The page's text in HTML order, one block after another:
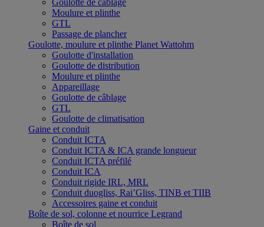
Goulotte de câblage
Moulure et plinthe
GTL
Passage de plancher
Goulotte, moulure et plinthe Planet Wattohm
Goulotte d'installation
Goulotte de distribution
Moulure et plinthe
Appareillage
Goulotte de câblage
GTL
Goulotte de climatisation
Gaine et conduit
Conduit ICTA
Conduit ICTA & ICA grande longueur
Conduit ICTA préfilé
Conduit ICA
Conduit rigide IRL, MRL
Conduit duogliss, Rai’Gliss, TINB et TIIB
Accessoires gaine et conduit
Boîte de sol, colonne et nourrice Legrand
Boîte de sol